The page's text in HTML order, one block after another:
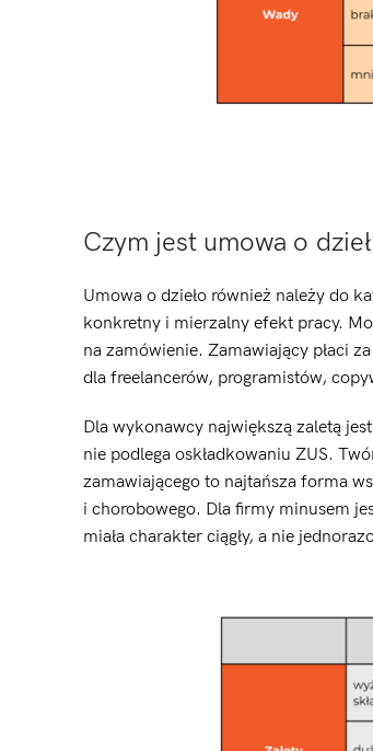
Czym jest umowa o
Umowa o dzieło również należy do
konkretny i mierzalny efekt pracy.
na zamówienie. Zamawiający płaci
dla freelancerów, programistów,
Dla wykonawcy największą zaletą
nie podlega oskładkowaniu ZUS.
zamawiającego to najtańsza forma
i chorobowego. Dla firmy minusem
miała charakter ciągły, a nie